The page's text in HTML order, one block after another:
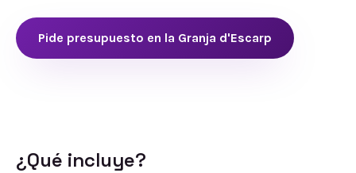
Pide presupuesto en la Granja d'Escarp
¿Qué incluye?